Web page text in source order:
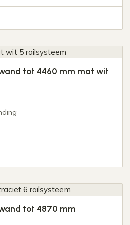
tot 4460 mm mat wit
tot 4870 mm